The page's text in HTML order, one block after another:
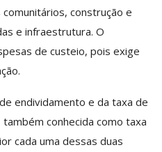
construção e
e infraestrutura. O
de custeio, pois exige
endividamento e da taxa de
conhecida como taxa
cada uma dessas duas